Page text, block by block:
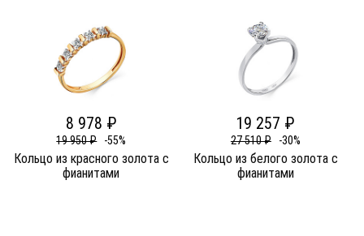
8 978 ₽
19 950 ₽ -55%
Кольцо из красного золота c
фианитами
19 257 ₽
27 510 ₽ -30%
Кольцо из белого золота c
фианитами